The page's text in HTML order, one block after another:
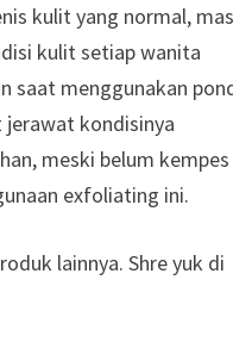
kulit yang normal,
kulit setiap wanita
saat menggunakan
kondisinya
meski belum kempes
exfoliating ini.
lainnya. Shre yuk di